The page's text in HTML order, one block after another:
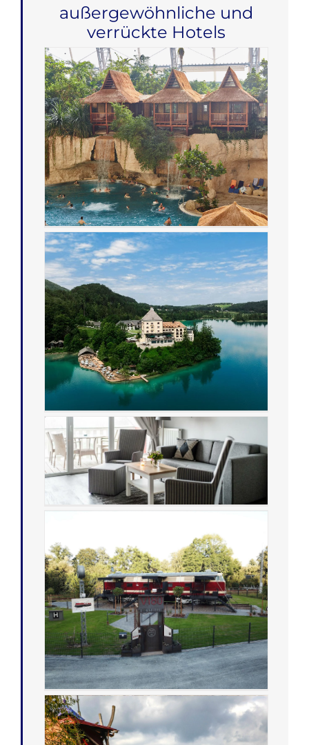
außergewöhnliche und
verrückte Hotels